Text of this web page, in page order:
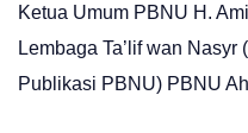
Ketua Umum PBNU H.
Lembaga Ta’lif wan
Publikasi PBNU) PBNU